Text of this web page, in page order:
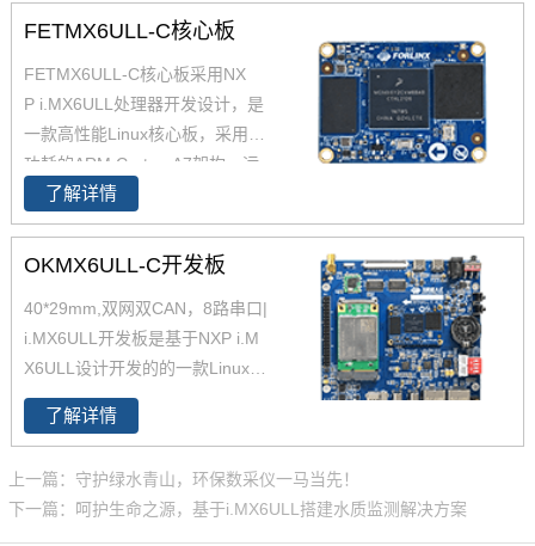
飞凌嵌入式提供基于iMX6 iMX6U
FETMX6ULL-C核心板
FETMX6ULL-C核心板采用NX
P i.MX6ULL处理器开发设计，是
一款高性能Linux核心板，采用低
功耗的ARM Cortex-A7架构，运
行速度高达800MHz。iMX6ULL
核心板29*40mm ，iMX6ULL这
款处理器功能接口资源丰富，供
了解详情
OKMX6ULL-C开发板
40*29mm,双网双CAN，8路串口|
i.MX6ULL开发板是基于NXP i.M
X6ULL设计开发的的一款Linux开
发板 ，主频800MHz，体积小，
其核心板仅40*29mm，采用板对
了解详情
上一篇：守护绿水青山，环保数采仪一马当先！
下一篇：呵护生命之源，基于i.MX6ULL搭建水质监测解决方案